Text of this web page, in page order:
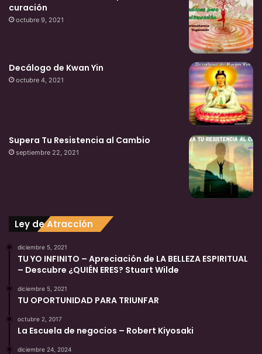
curación
octubre 9, 2021
Decálogo de Kwan Yin
octubre 4, 2021
Supera Tu Resistencia al Cambio
septiembre 22, 2021
Ley de Atracción
diciembre 5, 2021
TU YO INFINITO – Apreciación de LA BELLEZA ESPIRITUAL
– Descubre ¿QUIÉN ERES? Stuart Wilde
diciembre 5, 2021
TU OPORTUNIDAD PARA TRIUNFAR
octubre 2, 2017
La Escuela de negocios – Robert Kiyosaki
diciembre 24, 2024